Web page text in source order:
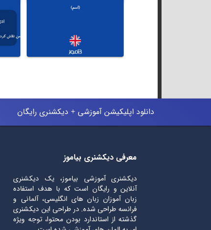
دانلود اپلیکیشن آموزشی + دیکشنری رایگان
معرفی دیکشنری بیاموز
دیکشنری آموزشی بیاموز، یک دیکشنری
آنلاین و رایگان است که با هدف استفاده
زبان آموزان زبان های انگلیسی، آلمانی و
فرانسه طراحی شده. در طراحی این دیکشنری
گذشته از استاندارد بودن محتوا، توجه ویژه